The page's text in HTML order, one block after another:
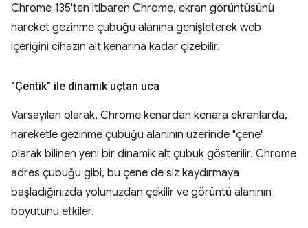
Chrome 135'ten itibaren Chrome, ekran görüntüsünü
hareket gezinme çubuğu alanına genişleterek web
içeriğini cihazın alt kenarına kadar çizebilir.
"Çentik" ile dinamik uçtan uca
Varsayılan olarak, Chrome kenardan kenara ekranlarda,
hareketle gezinme çubuğu alanının üzerinde "çene"
olarak bilinen yeni bir dinamik alt çubuk gösterilir. Chrome
adres çubuğu gibi, bu çene de siz kaydırmaya
başladığınızda yolunuzdan çekilir ve görüntü alanının
boyutunu etkiler.